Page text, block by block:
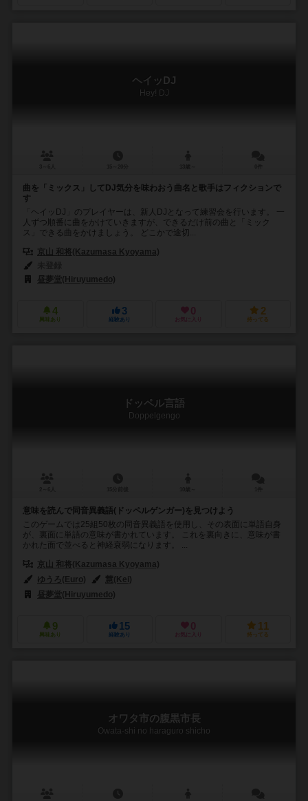
ヘイッDJ
Hey! DJ
曲を「ミックス」してDJ気分を味わおう曲名と歌手はフィクションで
す
「ヘイッDJ」のプレイヤーは、新人DJとなって練習会を行います。 一
人ずつ順番に曲をかけていきますが、できるだけ前の曲と「ミック
ス」できる曲をかけましょう。 どこかで途切...
京山 和将(Kazumasa Kyoyama)
昼夢堂(Hiruyumedo)
4
興味あり
3
経験あり
0
お気に入り
2
持ってる
ドッペル言語
Doppelgengo
意味を読んで同音異義語(ドッペルゲンガー)を見つけよう
このゲームでは25組50枚の同音異義語を使用し、その表面に単語自身
が、裏面に単語の意味が書かれています。 これを裏向きに、意味が書
かれた面で並べると神経衰弱になります。 ...
京山 和将(Kazumasa Kyoyama)
ゆうろ(Euro)
慧(Kei)
昼夢堂(Hiruyumedo)
9
興味あり
15
経験あり
0
お気に入り
11
持ってる
オワタ市の腹黒市長
Owata-shi no haraguro shicho